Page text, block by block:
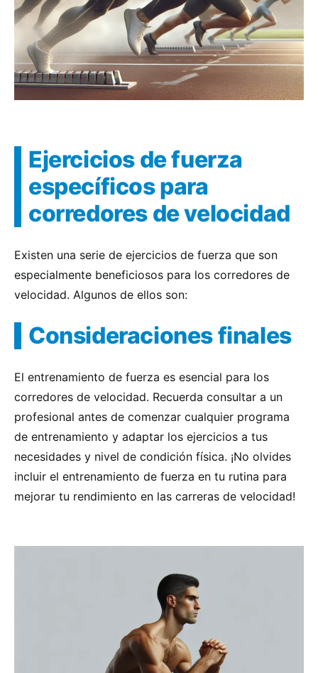
Ejercicios de fuerza
específicos para
corredores de velocidad
Existen una serie de ejercicios de fuerza que son
especialmente beneficiosos para los corredores de
velocidad. Algunos de ellos son:
Consideraciones finales
El entrenamiento de fuerza es esencial para los
corredores de velocidad. Recuerda consultar a un
profesional antes de comenzar cualquier programa
de entrenamiento y adaptar los ejercicios a tus
necesidades y nivel de condición física. ¡No olvides
incluir el entrenamiento de fuerza en tu rutina para
mejorar tu rendimiento en las carreras de velocidad!